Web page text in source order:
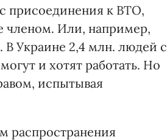
присоединения к ВТО,
членом. Или, например,
В Украине 2,4 млн. людей с
и хотят работать. Но
испытывая
распространения